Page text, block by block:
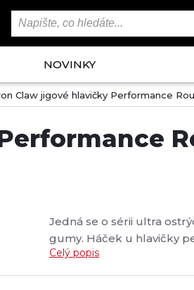
NOVINKY
Claw jigové hlavičky Performance
Jedná se o sérii ultra
gumy. Háček u hlavičky
aby byly připravený pro
hmotnost 21 g velikost
Celý popis